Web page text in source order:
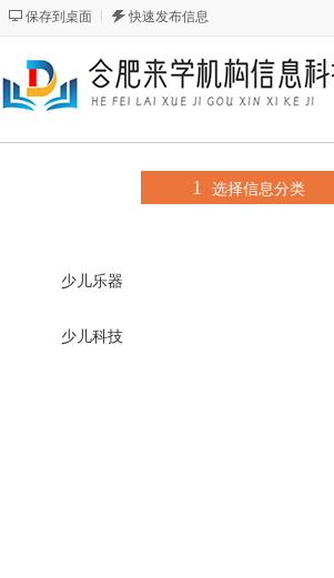
保存到桌面 快速发布信息
1 选择信息分类
少儿乐器
少儿科技